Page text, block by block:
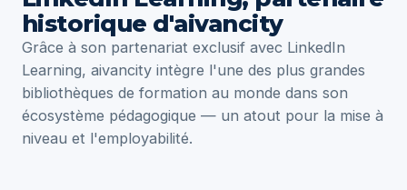
historique d'aivancity
Grâce à son partenariat exclusif avec LinkedIn
Learning, aivancity intègre l'une des plus grandes
bibliothèques de formation au monde dans son
écosystème pédagogique — un atout pour la mise à
niveau et l'employabilité.